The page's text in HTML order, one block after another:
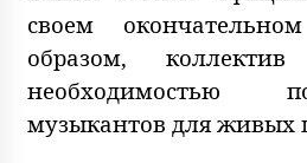
своем
образом,
необходимостью
музыкантов для живых